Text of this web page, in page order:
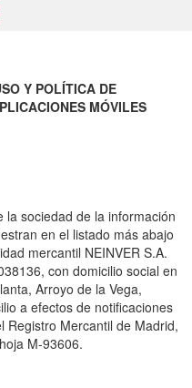
Y POLÍTICA DE
MÓVILES
la sociedad de la información
en el listado más abajo
mercantil NEINVER S.A.
con domicilio social en
Arroyo de la Vega,
a efectos de notificaciones
Registro Mercantil de Madrid,
M-93606.